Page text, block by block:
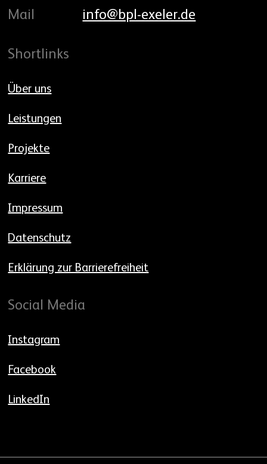
Mail info@bpl-exeler.de
Shortlinks
Über uns
Leistungen
Projekte
Karriere
Impressum
Datenschutz
Erklärung zur Barrierefreiheit
Social Media
Instagram
Facebook
LinkedIn